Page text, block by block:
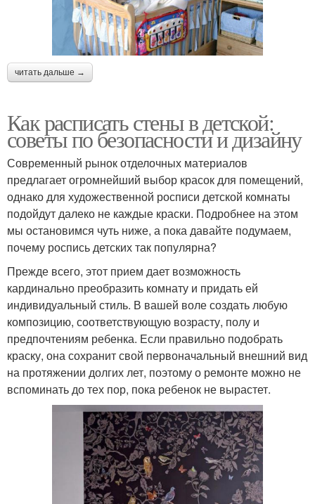
читать дальше →
Как расписать стены в детской:
советы по безопасности и дизайну
Современный рынок отделочных материалов
предлагает огромнейший выбор красок для помещений,
однако для художественной росписи детской комнаты
подойдут далеко не каждые краски. Подробнее на этом
мы остановимся чуть ниже, а пока давайте подумаем,
почему роспись детских так популярна?
Прежде всего, этот прием дает возможность
кардинально преобразить комнату и придать ей
индивидуальный стиль. В вашей воле создать любую
композицию, соответствующую возрасту, полу и
предпочтениям ребенка. Если правильно подобрать
краску, она сохранит свой первоначальный внешний вид
на протяжении долгих лет, поэтому о ремонте можно не
вспоминать до тех пор, пока ребенок не вырастет.